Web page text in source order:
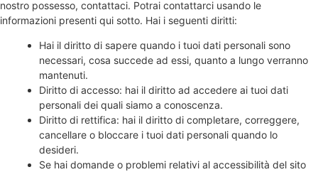
nostro possesso, contattaci. Potrai contattarci usando le
informazioni presenti qui sotto. Hai i seguenti diritti:
Hai il diritto di sapere quando i tuoi dati personali sono
necessari, cosa succede ad essi, quanto a lungo verranno
mantenuti.
Diritto di accesso: hai il diritto ad accedere ai tuoi dati
personali dei quali siamo a conoscenza.
Diritto di rettifica: hai il diritto di completare, correggere,
cancellare o bloccare i tuoi dati personali quando lo
desideri.
Se hai domande o problemi relativi al accessibilità del sito